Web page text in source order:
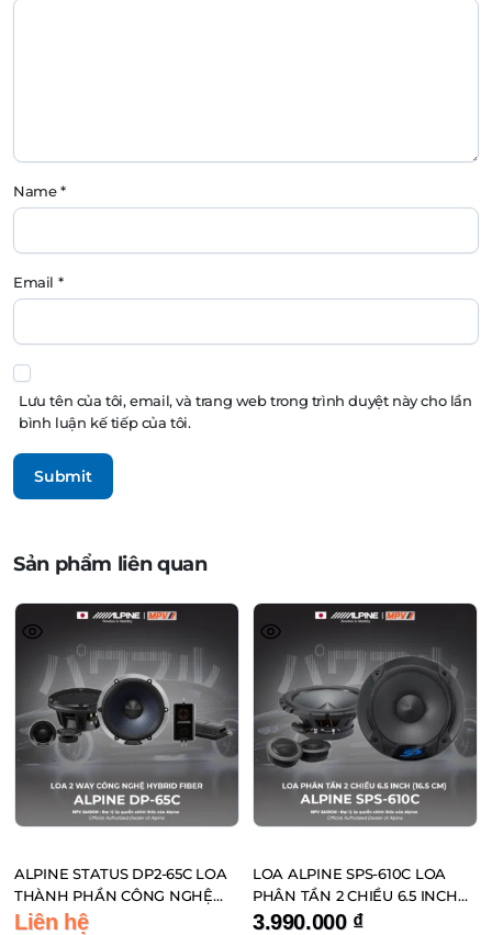
Name*
Email *
Lưu tên của tôi, email, và trang web trong trình duyệt này cho lần
bình luận kế tiếp của tôi.
Sản phẩm liên quan
ALPINE STATUS DP2-65C LOA
THÀNH PHẦN CÔNG NGHỆ
HYBRID FIBER ĐẾN TỪ NHẬT
Liên hệ
LOA ALPINE SPS-610C LOA
PHÂN TẦN 2 CHIỀU 6.5 INCH
(16.5 CM)
3.990.000 ₫